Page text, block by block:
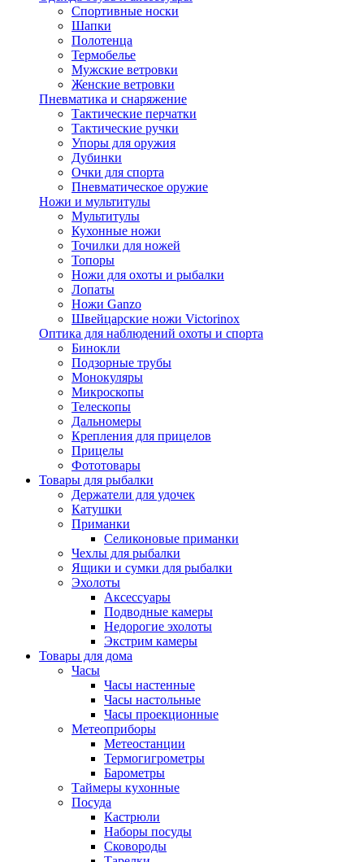
Спортивные носки
Шапки
Полотенца
Термобелье
Мужские ветровки
Женские ветровки
Пневматика и снаряжение
Тактические перчатки
Тактические ручки
Упоры для оружия
Дубинки
Очки для спорта
Пневматическое оружие
Ножи и мультитулы
Мультитулы
Кухонные ножи
Точилки для ножей
Топоры
Ножи для охоты и рыбалки
Лопаты
Ножи Ganzo
Швейцарские ножи Victorinox
Оптика для наблюдений охоты и спорта
Бинокли
Подзорные трубы
Монокуляры
Микроскопы
Телескопы
Дальномеры
Крепления для прицелов
Прицелы
Фототовары
Товары для рыбалки
Держатели для удочек
Катушки
Приманки
Селиконовые приманки
Чехлы для рыбалки
Ящики и сумки для рыбалки
Эхолоты
Аксессуары
Подводные камеры
Недорогие эхолоты
Экстрим камеры
Товары для дома
Часы
Часы настенные
Часы настольные
Часы проекционные
Метеоприборы
Метеостанции
Термогигрометры
Барометры
Таймеры кухонные
Посуда
Кастрюли
Наборы посуды
Сковороды